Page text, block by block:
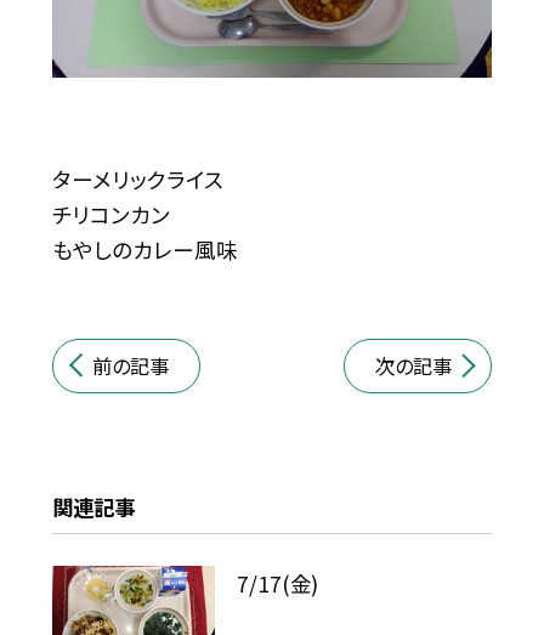
ターメリックライス
チリコンカン
もやしのカレー風味
前の記事 次の記事
関連記事
7/17(金)